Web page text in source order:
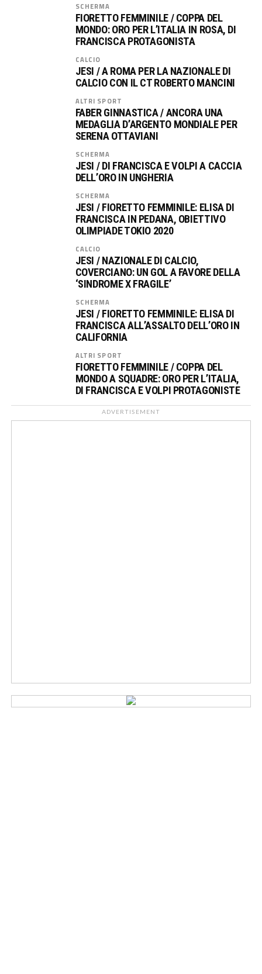
SCHERMA
FIORETTO FEMMINILE / COPPA DEL
MONDO: ORO PER L’ITALIA IN ROSA, DI
FRANCISCA PROTAGONISTA
CALCIO
JESI / A ROMA PER LA NAZIONALE DI
CALCIO CON IL CT ROBERTO MANCINI
ALTRI SPORT
FABER GINNASTICA / ANCORA UNA
MEDAGLIA D’ARGENTO MONDIALE PER
SERENA OTTAVIANI
SCHERMA
JESI / DI FRANCISCA E VOLPI A CACCIA
DELL’ORO IN UNGHERIA
SCHERMA
JESI / FIORETTO FEMMINILE: ELISA DI
FRANCISCA IN PEDANA, OBIETTIVO
OLIMPIADE TOKIO 2020
CALCIO
JESI / NAZIONALE DI CALCIO,
COVERCIANO: UN GOL A FAVORE DELLA
‘SINDROME X FRAGILE’
SCHERMA
JESI / FIORETTO FEMMINILE: ELISA DI
FRANCISCA ALL’ASSALTO DELL’ORO IN
CALIFORNIA
ALTRI SPORT
FIORETTO FEMMINILE / COPPA DEL
MONDO A SQUADRE: ORO PER L’ITALIA,
DI FRANCISCA E VOLPI PROTAGONISTE
ADVERTISEMENT